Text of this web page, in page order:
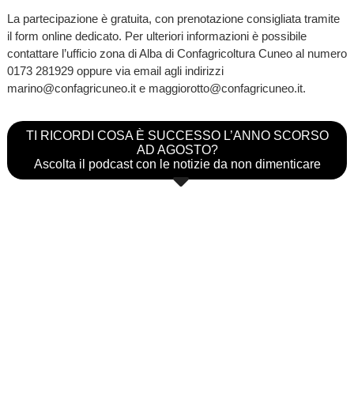
La partecipazione è gratuita, con prenotazione consigliata tramite
il form online dedicato. Per ulteriori informazioni è possibile
contattare l’ufficio zona di Alba di Confagricoltura Cuneo al numero
0173 281929 oppure via email agli indirizzi
marino@confagricuneo.it e maggiorotto@confagricuneo.it.
TI RICORDI COSA È SUCCESSO L’ANNO SCORSO
AD AGOSTO?
Ascolta il podcast con le notizie da non dimenticare